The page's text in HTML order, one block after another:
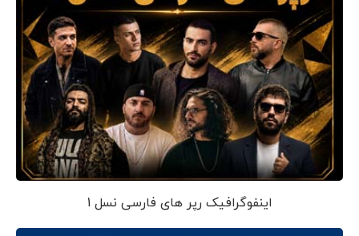
اینفوگرافیک رپر های فارسی نسل 1